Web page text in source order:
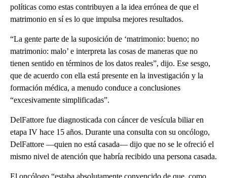
políticas como estas contribuyen a la idea errónea de que el
matrimonio en sí es lo que impulsa mejores resultados.
“La gente parte de la suposición de ‘matrimonio: bueno; no
matrimonio: malo’ e interpreta las cosas de maneras que no
tienen sentido en términos de los datos reales”, dijo. Ese sesgo,
que de acuerdo con ella está presente en la investigación y la
formación médica, a menudo conduce a conclusiones
“excesivamente simplificadas”.
DelFattore fue diagnosticada con cáncer de vesícula biliar en
etapa IV hace 15 años. Durante una consulta con su oncólogo,
DelFattore —quien no está casada— dijo que no se le ofreció el
mismo nivel de atención que habría recibido una persona casada.